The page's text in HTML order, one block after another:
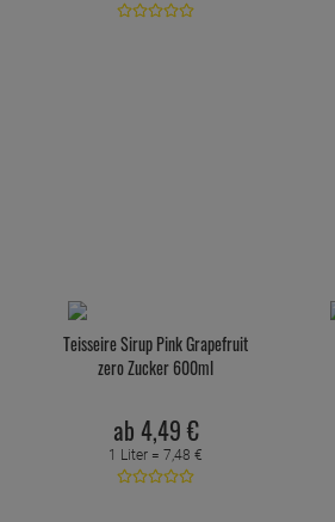
Teisseire Sirup Pink Grapefruit
zero Zucker 600ml
ab 4,49 €
1 Liter =7,48 €